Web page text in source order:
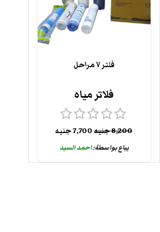
فلتر ٧ مراحل
فلاتر مياه
8,200جنيه 7,700جنيه
يباع بواسطة:احمد السيد